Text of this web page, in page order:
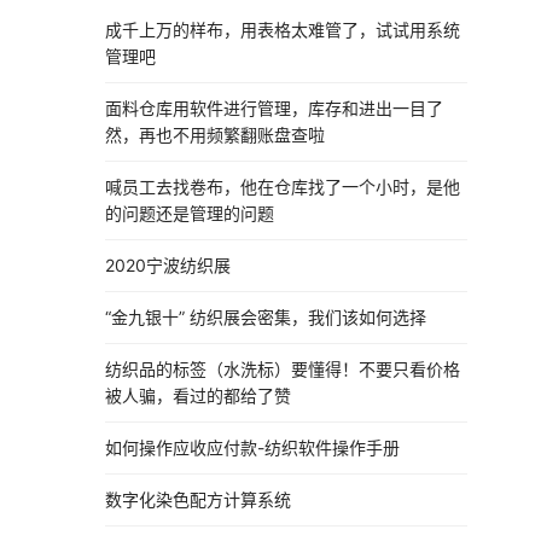
成千上万的样布，用表格太难管了，试试用系统
管理吧
面料仓库用软件进行管理，库存和进出一目了
然，再也不用频繁翻账盘查啦
喊员工去找卷布，他在仓库找了一个小时，是他
的问题还是管理的问题
2020宁波纺织展
“金九银十” 纺织展会密集，我们该如何选择
纺织品的标签（水洗标）要懂得！不要只看价格
被人骗，看过的都给了赞
如何操作应收应付款-纺织软件操作手册
数字化染色配方计算系统